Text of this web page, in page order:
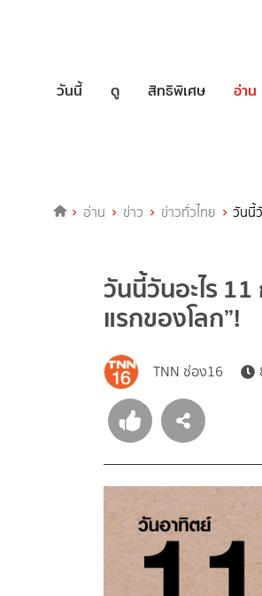
วันนี้ ดู สิทธิพิเศษ อ่าน
อ่าน ข่าว ข่าวทั่วไทย วันนี้
วันนี้วันอะไร
แรกของโลก”!
TNN ช่อง16